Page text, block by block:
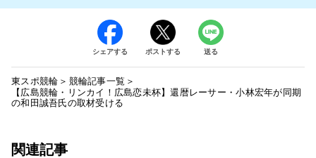
シェアする ポストする 送る
東スポ競輪
競輪記事一覧
【広島競輪・リンカイ！広島恋未杯】還暦レーサー・小林宏年が同期
の和田誠吾氏の取材受ける
関連記事